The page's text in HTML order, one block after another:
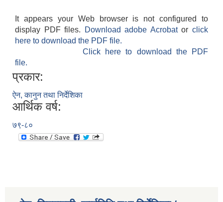
It appears your Web browser is not configured to
display PDF files.
Download adobe Acrobatorclick
here to download the PDF file.
Click here to download the PDF
file.
प्रकार:
ऐन, कानुन तथा निर्देशिका
आर्थिक वर्ष:
७९-८०